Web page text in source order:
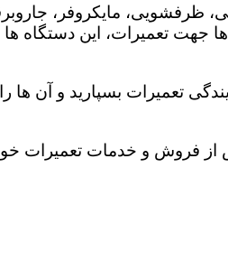
ظرفشویی، مایکروفر،
تعمیرات، این دستگاه ها
تعمیرات بسپارید و آن ها
فروش و خدمات تعمیرات